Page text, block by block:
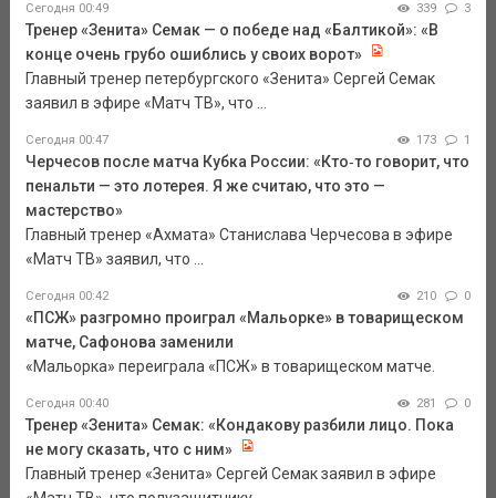
Сегодня 00:49 339 3
Тренер «Зенита» Семак — о победе над «Балтикой»: «В
конце очень грубо ошиблись у своих ворот»
Главный тренер петербургского «Зенита» Сергей Семак
заявил в эфире «Матч ТВ», что ...
Сегодня 00:47 173 1
Черчесов после матча Кубка России: «Кто‑то говорит, что
пенальти — это лотерея. Я же считаю, что это —
мастерство»
Главный тренер «Ахмата» Станислава Черчесова в эфире
«Матч ТВ» заявил, что ...
Сегодня 00:42 210 0
«ПСЖ» разгромно проиграл «Мальорке» в товарищеском
матче, Сафонова заменили
«Мальорка» переиграла «ПСЖ» в товарищеском матче.
Сегодня 00:40 281 0
Тренер «Зенита» Семак: «Кондакову разбили лицо. Пока
не могу сказать, что с ним»
Главный тренер «Зенита» Сергей Семак заявил в эфире